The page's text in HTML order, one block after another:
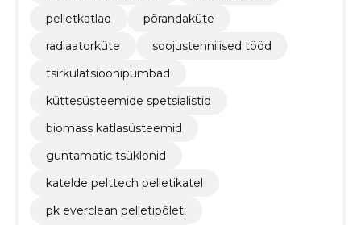
pelletkatlad
põrandaküte
radiaatorküte
soojustehnilised tööd
tsirkulatsioonipumbad
küttesüsteemide spetsialistid
biomass katlasüsteemid
guntamatic tsüklonid
katelde pelttech pelletikatel
pk everclean pelletipõleti